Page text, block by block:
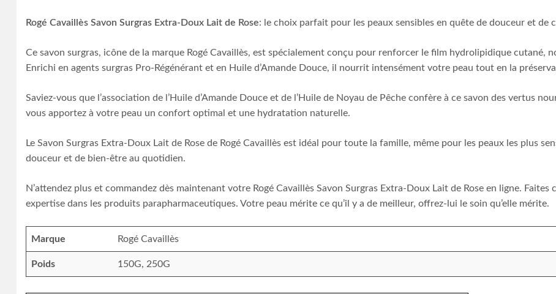
Rogé Cavaillès Savon Surgras Extra-Doux Lait de Rose: le choix parfait pour les peaux sensibles en quête de douceur et de
Ce savon surgras, icône de la marque Rogé Cavaillès, est spécialement conçu pour renforcer le film hydrolipidique cutané,
Enrichi en agents surgras Pro-Régénérant et en Huile d’Amande Douce, il nourrit intensément votre peau tout en la
Saviez-vous que l’association de l’Huile d’Amande Douce et de l’Huile de Noyau de Pêche confère à ce savon des vertus
vous apportez à votre peau un confort optimal et une hydratation naturelle.
Le Savon Surgras Extra-Doux Lait de Rose de Rogé Cavaillès est idéal pour toute la famille, même pour les peaux les plus
douceur et de bien-être au quotidien.
N’attendez plus et commandez dès maintenant votre Rogé Cavaillès Savon Surgras Extra-Doux Lait de Rose en ligne.
expertise dans les produits parapharmaceutiques. Votre peau mérite ce qu’il y a de meilleur, offrez-lui le soin qu’elle mérite.
Marque Rogé Cavaillès
Poids 150G, 250G